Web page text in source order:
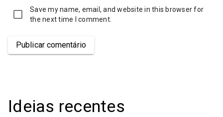
Save my name, email, and website in this browser for
the next time I comment.
Publicar comentário
Ideias recentes